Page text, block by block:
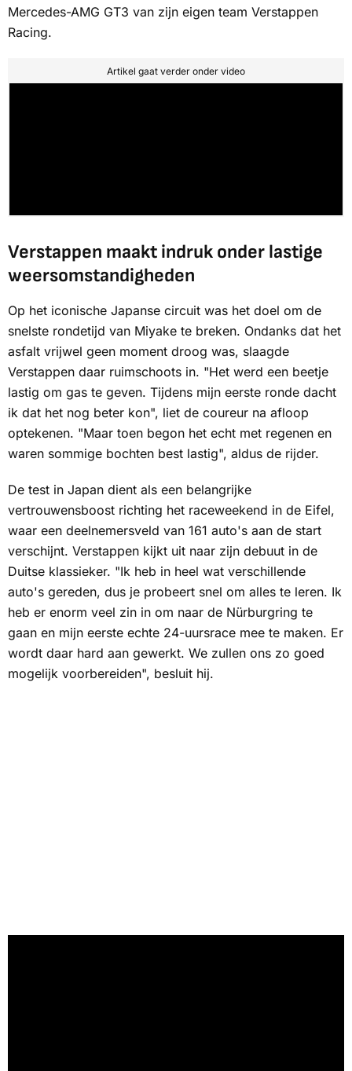
Mercedes-AMG GT3 van zijn eigen team Verstappen
Racing.
Artikel gaat verder onder video
Verstappen maakt indruk onder lastige
weersomstandigheden
Op het iconische Japanse circuit was het doel om de
snelste rondetijd van Miyake te breken. Ondanks dat het
asfalt vrijwel geen moment droog was, slaagde
Verstappen daar ruimschoots in. "Het werd een beetje
lastig om gas te geven. Tijdens mijn eerste ronde dacht
ik dat het nog beter kon", liet de coureur na afloop
optekenen. "Maar toen begon het echt met regenen en
waren sommige bochten best lastig", aldus de rijder.
De test in Japan dient als een belangrijke
vertrouwensboost richting het raceweekend in de Eifel,
waar een deelnemersveld van 161 auto's aan de start
verschijnt. Verstappen kijkt uit naar zijn debuut in de
Duitse klassieker. "Ik heb in heel wat verschillende
auto's gereden, dus je probeert snel om alles te leren. Ik
heb er enorm veel zin in om naar de Nürburgring te
gaan en mijn eerste echte 24-uursrace mee te maken. Er
wordt daar hard aan gewerkt. We zullen ons zo goed
mogelijk voorbereiden", besluit hij.